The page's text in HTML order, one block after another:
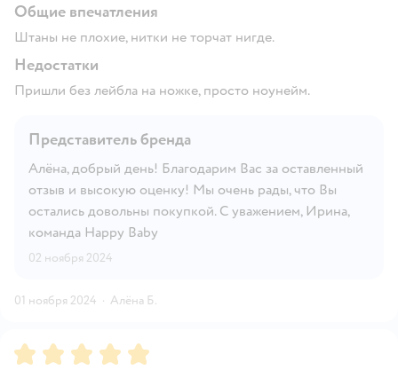
Общие впечатления
Штаны не плохие, нитки не торчат нигде.
Недостатки
Пришли без лейбла на ножке, просто ноунейм.
Представитель бренда
Алёна, добрый день! Благодарим Вас за оставленный
отзыв и высокую оценку! Мы очень рады, что Вы
остались довольны покупкой. С уважением, Ирина,
команда Happy Baby
02 ноября 2024
01 ноября 2024 · Алёна Б.
Рейтинг:5